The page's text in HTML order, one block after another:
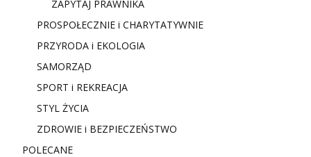
ZAPYTAJ PRAWNIKA
PROSPOŁECZNIE i CHARYTATYWNIE
PRZYRODA i EKOLOGIA
SAMORZĄD
SPORT i REKREACJA
STYL ŻYCIA
ZDROWIE i BEZPIECZEŃSTWO
POLECANE